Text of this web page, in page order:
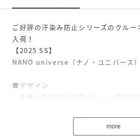
ご好評の汗染み防止シリーズのクル
入荷！
【2025 SS】
NANO universe（ナノ・ユニバース）
■デザイン
・定番人気の汗ジミ防止シリーズの万
・体のラインを拾わずにすっきり見え
more